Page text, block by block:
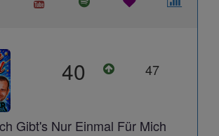
40 47
Gibt's Nur Einmal Für Mich